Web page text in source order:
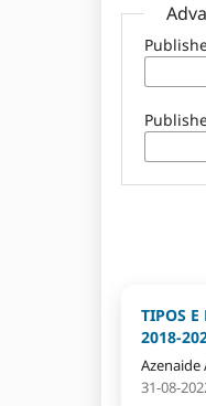
TIPOS E
2018-
Azenaide
31-08-